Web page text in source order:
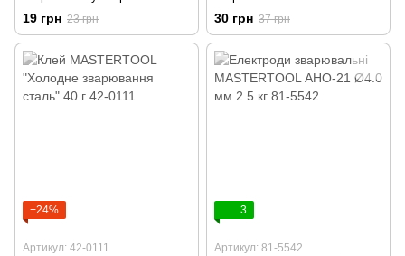
20 г 42-0115
19 грн 23 грн 30 грн 37 грн
−24%
Артикул: 42-0111
3
Артикул: 81-5542